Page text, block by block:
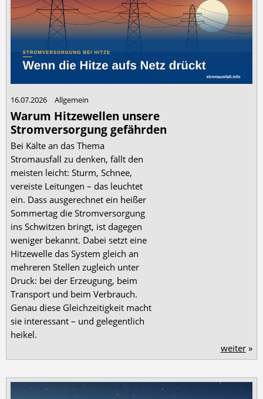
16.07.2026 Allgemein
Warum Hitzewellen unsere
Stromversorgung gefährden
Bei Kälte an das Thema
Stromausfall zu denken, fällt den
meisten leicht: Sturm, Schnee,
vereiste Leitungen – das leuchtet
ein. Dass ausgerechnet ein heißer
Sommertag die Stromversorgung
ins Schwitzen bringt, ist dagegen
weniger bekannt. Dabei setzt eine
Hitzewelle das System gleich an
mehreren Stellen zugleich unter
Druck: bei der Erzeugung, beim
Transport und beim Verbrauch.
Genau diese Gleichzeitigkeit macht
sie interessant – und gelegentlich
heikel.
weiter»